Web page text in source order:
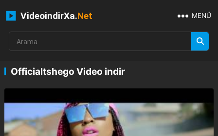
VideoindirXa.Net MENÜ
Officialtshego Video indir